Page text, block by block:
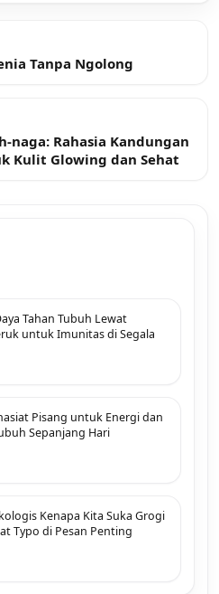
Tanpa Ngolong
Rahasia Kandungan
Kulit Glowing dan Sehat
Tahan Tubuh Lewat
untuk Imunitas di Segala
Pisang untuk Energi dan
Sepanjang Hari
Kenapa Kita Suka Grogi
Typo di Pesan Penting